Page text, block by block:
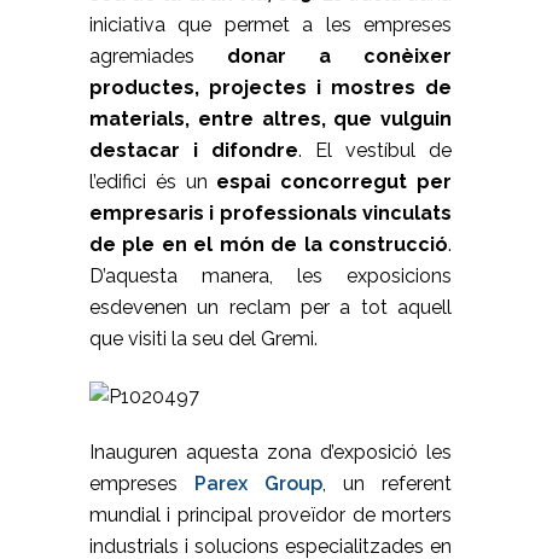
iniciativa que permet a les empreses
agremiades donar a conèixer
productes, projectes i mostres de
materials, entre altres, que vulguin
destacar i difondre. El vestíbul de
l’edifici és un espai concorregut per
empresaris i professionals vinculats
de ple en el món de la construcció.
D’aquesta manera, les exposicions
esdevenen un reclam per a tot aquell
que visiti la seu del Gremi.
Inauguren aquesta zona d’exposició les
empreses Parex Group, un referent
mundial i principal proveïdor de morters
industrials i solucions especialitzades en